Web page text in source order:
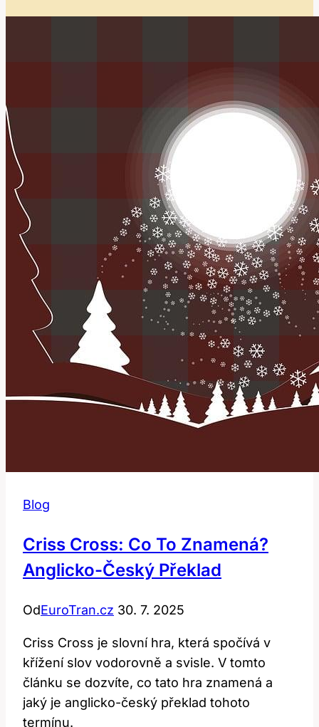
Blog
Criss Cross: Co To Znamená?
Anglicko-Český Překlad
OdEuroTran.cz 30. 7. 2025
Criss Cross je slovní hra, která spočívá v
křížení slov vodorovně a svisle. V tomto
článku se dozvíte, co tato hra znamená a
jaký je anglicko-český překlad tohoto
termínu.